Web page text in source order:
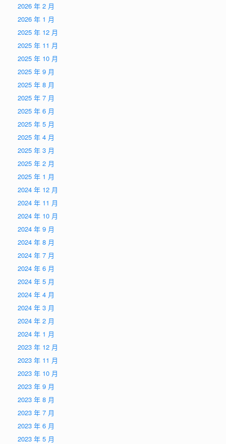
2026 年 2 月
2026 年 1 月
2025 年 12 月
2025 年 11 月
2025 年 10 月
2025 年 9 月
2025 年 8 月
2025 年 7 月
2025 年 6 月
2025 年 5 月
2025 年 4 月
2025 年 3 月
2025 年 2 月
2025 年 1 月
2024 年 12 月
2024 年 11 月
2024 年 10 月
2024 年 9 月
2024 年 8 月
2024 年 7 月
2024 年 6 月
2024 年 5 月
2024 年 4 月
2024 年 3 月
2024 年 2 月
2024 年 1 月
2023 年 12 月
2023 年 11 月
2023 年 10 月
2023 年 9 月
2023 年 8 月
2023 年 7 月
2023 年 6 月
2023 年 5 月